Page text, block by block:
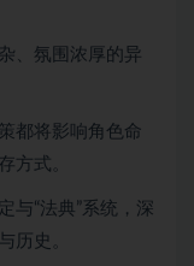
、氛围浓厚的异
都将影响角色命
方式。
与“法典”系统，深
历史。